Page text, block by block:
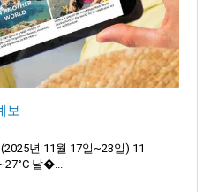
보
년 11월 17일~23일) 11
날�...